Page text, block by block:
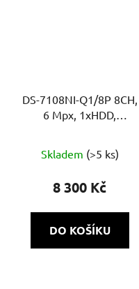
DS-7108NI-Q1/8P 8CH,
6 Mpx, 1xHDD,
Skladem (>5 ks)
8 300 Kč
DO KOŠÍKU